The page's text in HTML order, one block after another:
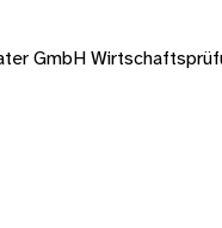
GmbH